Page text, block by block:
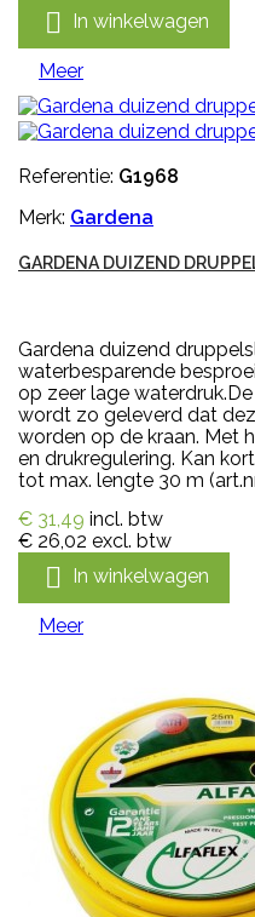
 In winkelwagen
Meer
Referentie: G1968
Merk: Gardena
GARDENA DUIZEND
Gardena duizend
waterbesparende
op zeer lage
wordt zo geleverd dat
worden op de kraan. Met
en drukregulering. Kan
tot max. lengte 30 m
€ 31,49 incl. btw
€ 26,02 excl. btw
 In winkelwagen
Meer